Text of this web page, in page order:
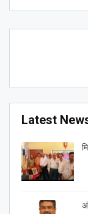
Latest